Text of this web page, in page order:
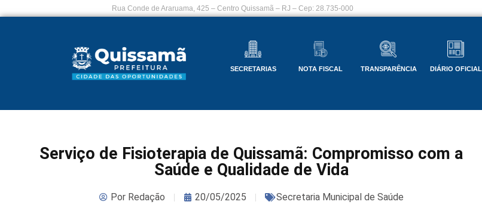
Rua Conde de Araruama, 425 – Centro Quissamã – RJ – Cep: 28.735-000
SECRETARIAS NOTA FISCAL TRANSPARÊNCIA DIÁRIO OFICIAL
Serviço de Fisioterapia de Quissamã: Compromisso com a
Saúde e Qualidade de Vida
PorRedação 20/05/2025 Secretaria Municipal de Saúde